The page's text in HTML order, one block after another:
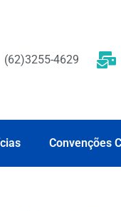
(62)3255-4629
Convenções